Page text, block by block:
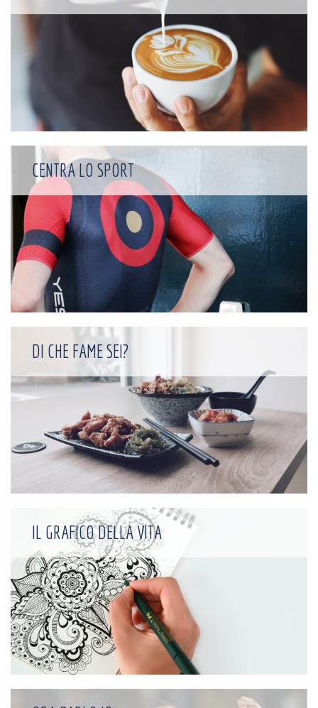
CENTRA LO SPORT
DI CHE FAME SEI?
IL GRAFICO DELLA VITA